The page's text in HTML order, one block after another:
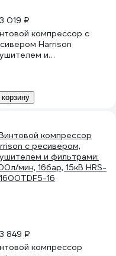
питания 3 м., питание от
переходники для накач.
019 ₽
компрессор с
Harrison
и
849 ₽
компрессор